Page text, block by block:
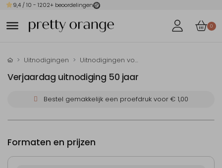
9,4 / 10 - 1202+ beoordelingen
0
Uitnodigingen Uitnodigingen voor je verjaardag
Verjaardag uitnodiging 50 jaar
Bestel gemakkelijk een proefdruk voor € 1,00
Formaten en prijzen